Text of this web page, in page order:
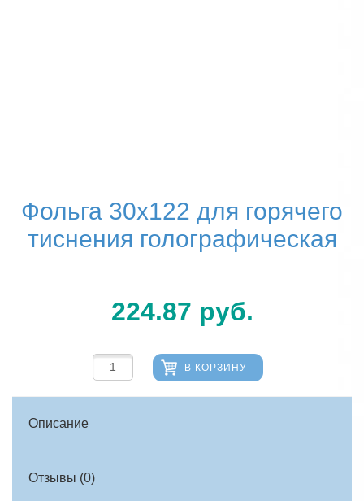
Фольга 30х122 для горячего
тиснения голографическая
224.87 руб.
В КОРЗИНУ
Описание
Отзывы (0)